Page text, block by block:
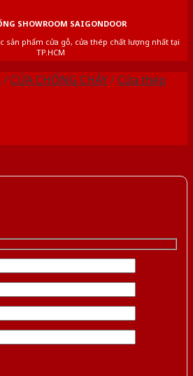
SHOWROOM SAIGONDOOR
sản phẩm cửa gỗ, cửa thép chất lượng nhất tại
TP.HCM
/CỬA CHỐNG CHÁY/Cửa thép